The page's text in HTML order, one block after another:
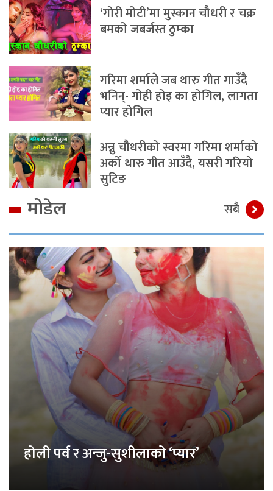
‘गोरी मोटी’मा मुस्कान चौधरी र चक्र
बमको जबर्जस्त ठुम्का
गरिमा शर्माले जब थारु गीत गाउँदै
भनिन्- गोही होइ का होगिल, लागता
प्यार होगिल
अन्नु चौधरीको स्वरमा गरिमा शर्माको
अर्को थारु गीत आउँदै, यसरी गरियो
सुटिङ
मोडेल सबै
होली पर्व र अन्जु-सुशीलाको ‘प्यार’